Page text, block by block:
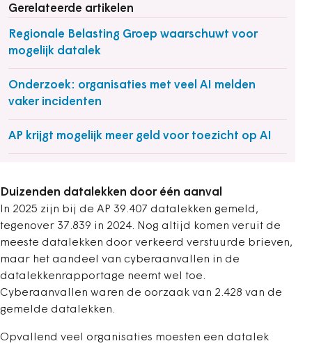
Gerelateerde artikelen
Regionale Belasting Groep waarschuwt voor
mogelijk datalek
Onderzoek: organisaties met veel AI melden
vaker incidenten
AP krijgt mogelijk meer geld voor toezicht op AI
Duizenden datalekken door één aanval
In 2025 zijn bij de AP 39.407 datalekken gemeld,
tegenover 37.839 in 2024. Nog altijd komen veruit de
meeste datalekken door verkeerd verstuurde brieven,
maar het aandeel van cyberaanvallen in de
datalekkenrapportage neemt wel toe.
Cyberaanvallen waren de oorzaak van 2.428 van de
gemelde datalekken.
Opvallend veel organisaties moesten een datalek